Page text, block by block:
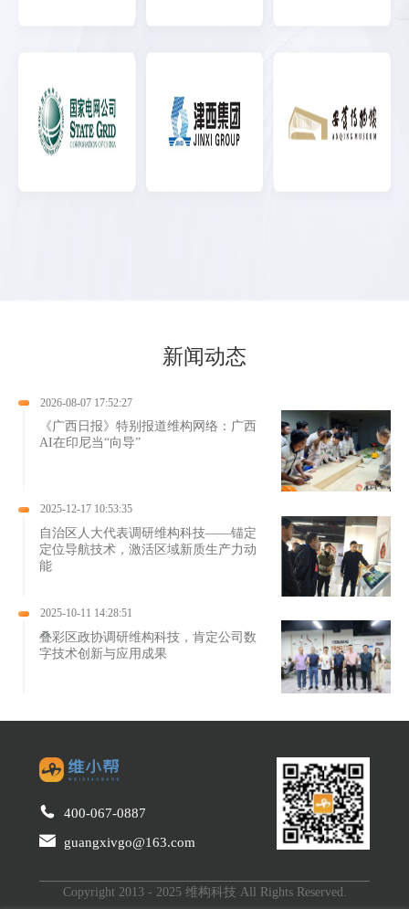
新闻动态
2026-08-07 17:52:27
《广西日报》特别报道维构网络：广西
AI在印尼当“向导”
2025-12-17 10:53:35
自治区人大代表调研维构科技——锚定
定位导航技术，激活区域新质生产力动
能
2025-10-11 14:28:51
叠彩区政协调研维构科技，肯定公司数
字技术创新与应用成果
400-067-0887
guangxivgo@163.com
Copyright 2013 - 2025 维构科技 All Rights Reserved.